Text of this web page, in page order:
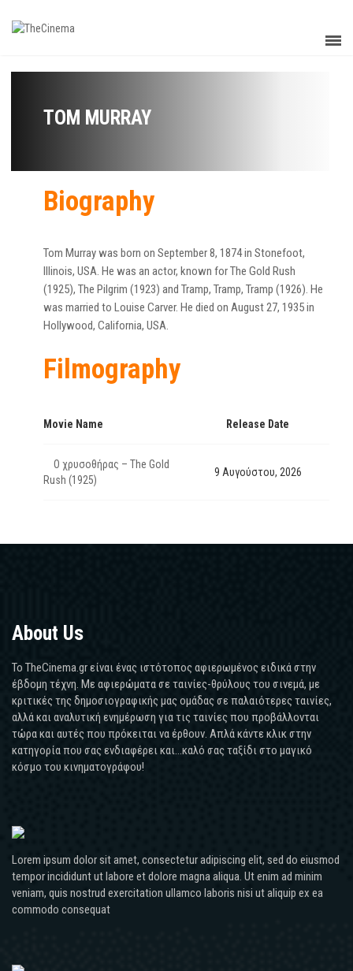
TOM MURRAY
Biography
Tom Murray was born on September 8, 1874 in Stonefoot,
Illinois, USA. He was an actor, known for The Gold Rush
(1925), The Pilgrim (1923) and Tramp, Tramp, Tramp (1926). He
was married to Louise Carver. He died on August 27, 1935 in
Hollywood, California, USA.
Filmography
Movie Name Release Date
Ο χρυσοθήρας – The Gold
Rush (1925)
9 Αυγούστου, 2026
About Us
Το TheCinema.gr είναι ένας ιστότοπος αφιερωμένος ειδικά στην
έβδομη τέχνη. Με αφιερώματα σε ταινίες-θρύλους του σινεμά, με
κριτικές της δημοσιογραφικής μας ομάδας σε παλαιότερες ταινίες,
αλλά και αναλυτική ενημέρωση για τις ταινίες που προβάλλονται
τώρα και αυτές που πρόκειται να έρθουν. Απλά κάντε κλικ στην
κατηγορία που σας ενδιαφέρει και...καλό σας ταξίδι στο μαγικό
κόσμο του κινηματογράφου!
Lorem ipsum dolor sit amet, consectetur adipiscing elit, sed do eiusmod
tempor incididunt ut labore et dolore magna aliqua. Ut enim ad minim
veniam, quis nostrud exercitation ullamco laboris nisi ut aliquip ex ea
commodo consequat